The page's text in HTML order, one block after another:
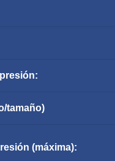
tamaño)
(máxima):